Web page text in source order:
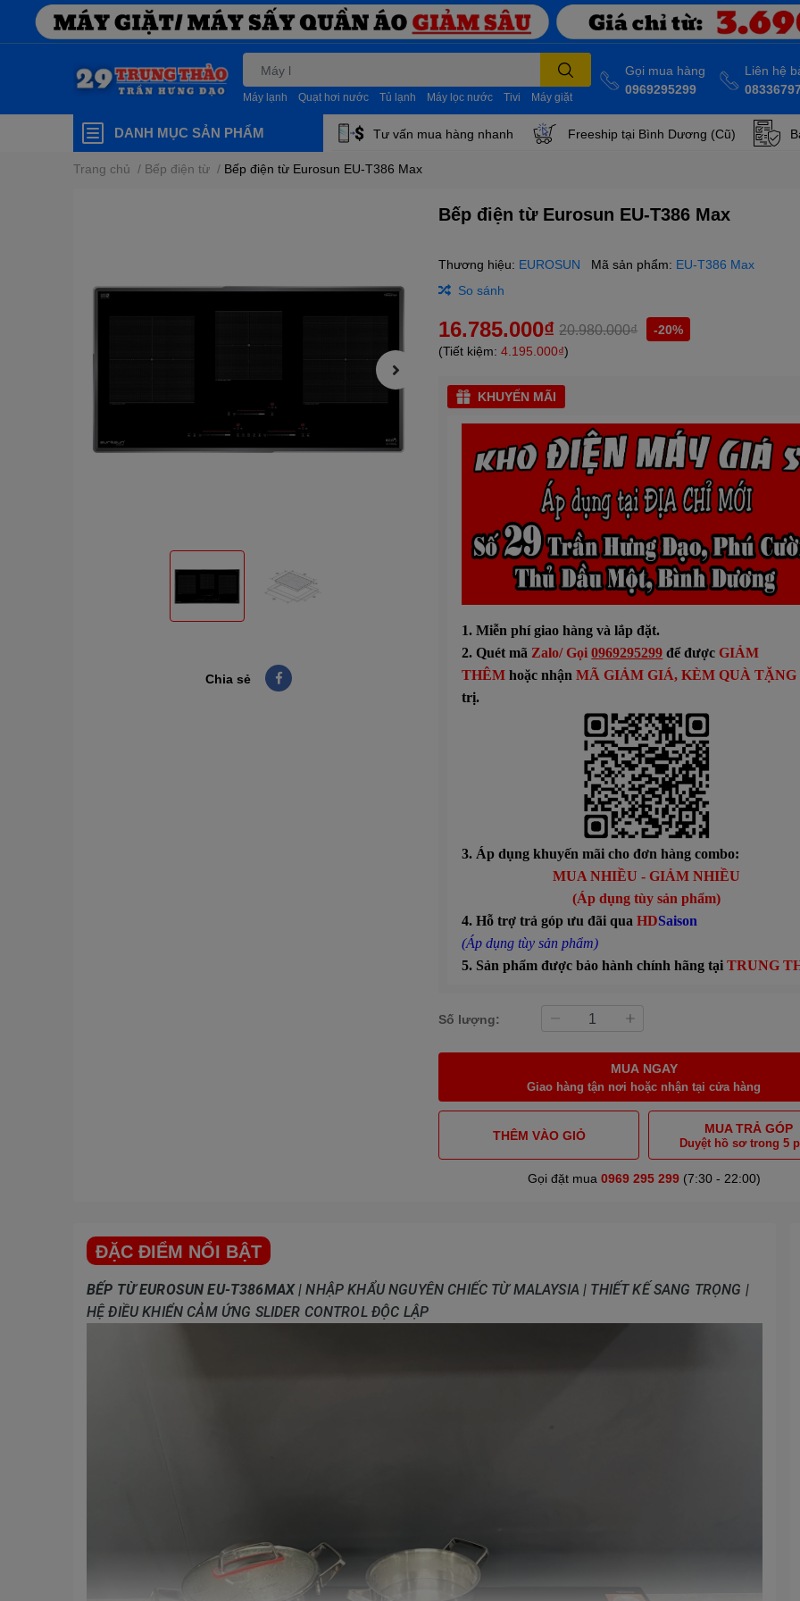
Máy lạnh Quạt hơi nước Tủ lạnh Máy lọc nước Tivi Máy giặt
Gọi mua hàng
0969295299
Liên hệ
DANH MỤC SẢN PHẨM Tư vấn mua hàng nhanh Freeship tại Bình Dương (Cũ)
Trang chủ / Bếp điện từ / Bếp điện từ Eurosun EU-T386 Max
Chia sẻ
Bếp điện từ Eurosun EU-T386 Max
Thương hiệu: EUROSUN Mã sản phẩm: EU-T386 Max
So sánh
16.785.000₫ 20.980.000₫
-20%
(Tiết kiệm:4.195.000₫)
KHUYẾN MÃI
1. Miễn phí giao hàng và lắp đặt.
2. Quét mã Zalo/ Gọi0969295299 để đượcGIẢM
THÊM hoặc nhận MÃ GIẢM GIÁ, KÈM QUÀ TẶNG
trị.
3. Áp dụng khuyến mãi cho đơn hàng combo:
MUA NHIỀU - GIẢM NHIỀU
(Áp dụng tùy sản phẩm)
4. Hỗ trợ trả góp ưu đãi quaHDSaison
(Áp dụng tùy sản phẩm)
5. Sản phẩm được bảo hành chính hãng tạiTRUNG
Số lượng:
MUA NGAY
Giao hàng tận nơi hoặc nhận tại cửa hàng
THÊM VÀO GIỎ MUA TRẢ GÓP
Duyệt hồ sơ trong 5
Gọi đặt mua 0969 295 299(7:30 - 22:00)
ĐẶC ĐIỂM NỔI BẬT
BẾP TỪ EUROSUN EU-T386MAX| NHẬP KHẨU NGUYÊN CHIẾC TỪ MALAYSIA | THIẾT KẾ SANG TRỌNG |
HỆ ĐIỀU KHIỂN CẢM ỨNG SLIDER CONTROL ĐỘC LẬP